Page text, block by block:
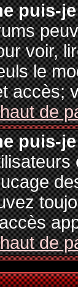
puis-
voir,
le
accès;
de
puis-
de